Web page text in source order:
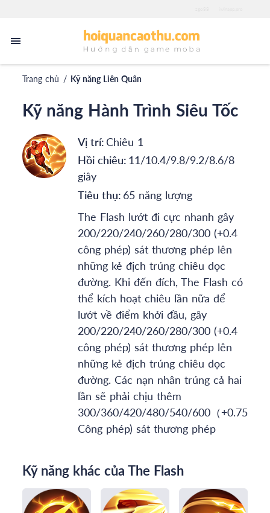
Trang chủ / Kỹ năng Liên Quân
Kỹ năng Hành Trình Siêu Tốc
Vị trí:Chiêu 1
Hồi chiêu: 11/10.4/9.8/9.2/8.6/8
giây
Tiêu thụ: 65 năng lượng
The Flash lướt đi cực nhanh gây
200/220/240/260/280/300 (+0.4
công phép) sát thương phép lên
những kẻ địch trúng chiêu dọc
đường. Khi đến đích, The Flash có
thể kích hoạt chiêu lần nữa để
lướt về điểm khởi đầu, gây
200/220/240/260/280/300 (+0.4
công phép) sát thương phép lên
những kẻ địch trúng chiêu dọc
đường. Các nạn nhân trúng cả hai
lần sẽ phải chịu thêm
300/360/420/480/540/600（+0.75
Công phép) sát thương phép
Kỹ năng khác của The Flash